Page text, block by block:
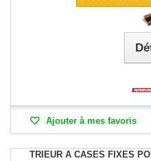
Ajouter à mes favoris
TRIEUR A CASES FIXES